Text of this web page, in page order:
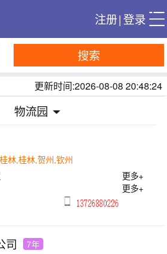
注册|登录
搜索
更新时间:2026-08-08 20:48:24
物流园
林,桂林,贺州,钦州
更多+
更多+
司 7年